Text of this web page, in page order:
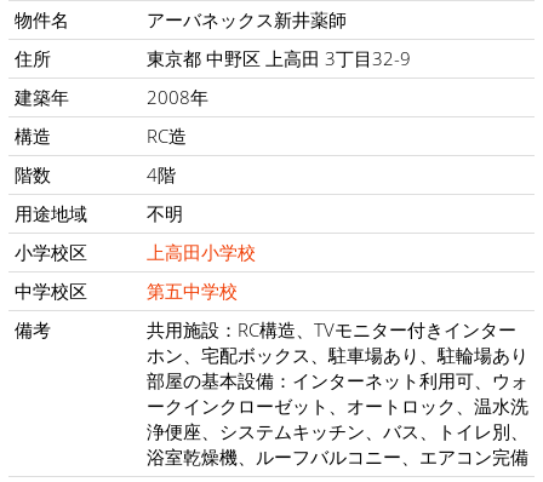
物件名
アーバネックス新井薬師
住所
東京都 中野区 上高田 3丁目32-9
建築年
2008年
構造
RC造
階数
4階
用途地域
不明
小学校区
上高田小学校
中学校区
第五中学校
備考
共用施設：RC構造、TVモニター付きインター
ホン、宅配ボックス、駐車場あり、駐輪場あり
部屋の基本設備：インターネット利用可、ウォ
ークインクローゼット、オートロック、温水洗
浄便座、システムキッチン、バス、トイレ別、
浴室乾燥機、ルーフバルコニー、エアコン完備